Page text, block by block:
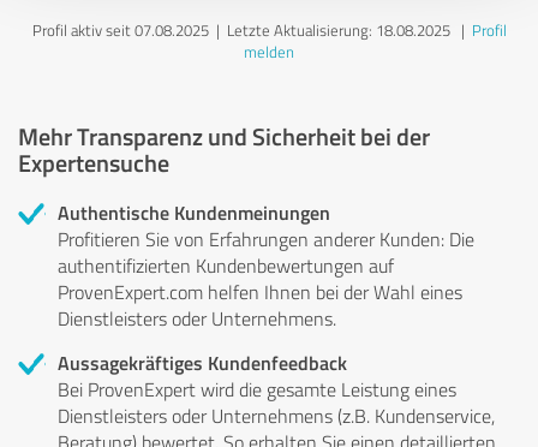
Profil aktiv seit 07.08.2025 | Letzte Aktualisierung: 18.08.2025| Profil
melden
Mehr Transparenz und Sicherheit bei der
Expertensuche
Authentische Kundenmeinungen
Profitieren Sie von Erfahrungen anderer Kunden: Die
authentifizierten Kundenbewertungen auf
ProvenExpert.com helfen Ihnen bei der Wahl eines
Dienstleisters oder Unternehmens.
Aussagekräftiges Kundenfeedback
Bei ProvenExpert wird die gesamte Leistung eines
Dienstleisters oder Unternehmens (z.B. Kundenservice,